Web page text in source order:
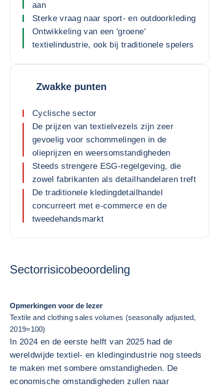
aan
Sterke vraag naar sport- en outdoorkleding
Ontwikkeling van een 'groene'
textielindustrie, ook bij traditionele spelers
Zwakke punten
Cyclische sector
De prijzen van textielvezels zijn zeer
gevoelig voor schommelingen in de
olieprijzen en weersomstandigheden
Steeds strengere ESG-regelgeving, die
zowel fabrikanten als detailhandelaren treft
De traditionele kledingdetailhandel
concurreert met e-commerce en de
tweedehandsmarkt
Sectorrisicobeoordeling
Opmerkingen voor de lezer
Textile and clothing sales volumes (seasonally adjusted,
2019=100)
In 2024 en de eerste helft van 2025 had de
wereldwijde textiel- en kledingindustrie nog steeds
te maken met sombere omstandigheden. De
economische omstandigheden zullen naar